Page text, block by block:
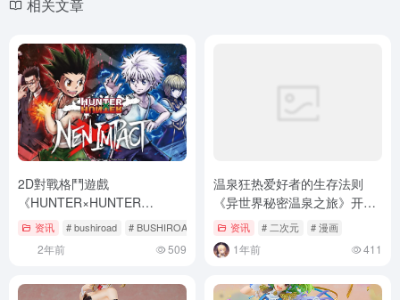
相关文章
2D對戰格鬥遊戲
《HUNTER×HUNTER
NEN×IMPACT》釋出第一彈
度公開！
资讯 # bushiroad # BUSHIROAD GAMES # HUNTER×HUNTER
2年前 509
温泉狂热爱好者的生存法则
《异世界秘密温泉之旅》开始
连载资讯 # 二次元 # 漫画
1年前 411